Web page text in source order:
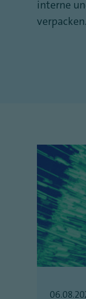
interne
verpacken.